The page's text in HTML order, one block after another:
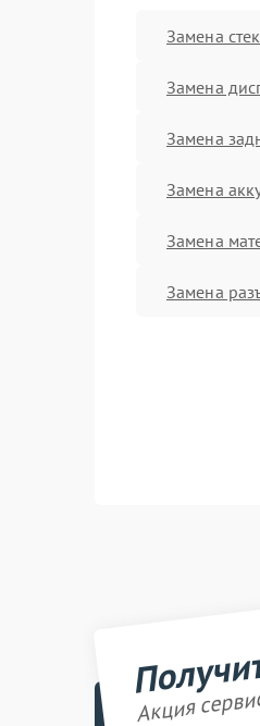
Замена
Замена
Замена
Замена
Замена
Замена
Акция